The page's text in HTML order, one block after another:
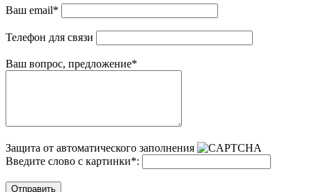
Ваш email*
Телефон для связи
Ваш вопрос, предложение*
Защита от автоматического заполнения
Введите слово с картинки*:
Отправить